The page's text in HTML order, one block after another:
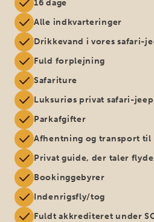
16 dage
Alle indkvarteringer
Drikkevand i vores safari-
Fuld forplejning
Safariture
Luksuriøs privat safari-jeep
Parkafgifter
Afhentning og transport til
Privat guide, der taler
Bookinggebyrer
Indenrigsfly/tog
Fuldt akkrediteret under